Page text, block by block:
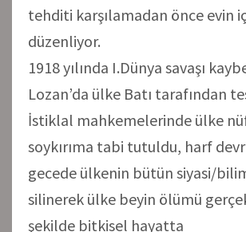
tehditi karşılamadan önce evin
düzenliyor.
1918 yılında I.Dünya savaşı
Lozan’da ülke Batı tarafından
İstiklal mahkemelerinde ülke
soykırıma tabi tutuldu, harf
gecede ülkenin bütün siyasi/
silinerek ülke beyin ölümü
şekilde bitkisel hayatta